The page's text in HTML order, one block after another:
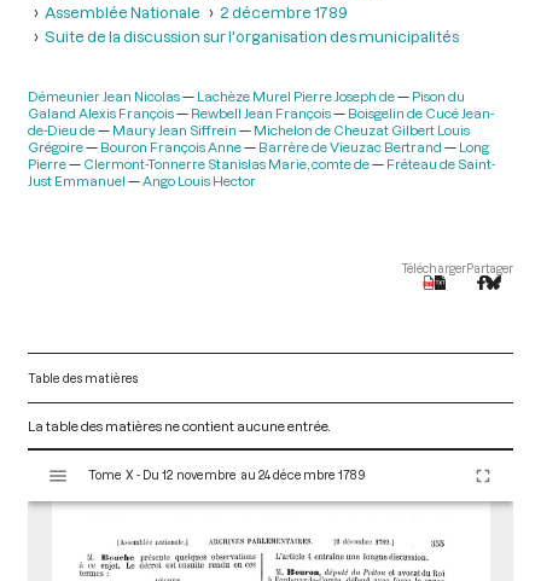
Assemblée Nationale
2 décembre 1789
Suite de la discussion sur l'organisation des municipalités
Démeunier Jean Nicolas Lachèze Murel Pierre Joseph de
Pison du
Galand Alexis François
Rewbell Jean François
Boisgelin de Cucé Jean-
de-Dieu de
Maury Jean Siffrein
Michelon de Cheuzat Gilbert Louis
Grégoire
Bouron François Anne Barrère de Vieuzac Bertrand
Long
Pierre
Clermont-Tonnerre Stanislas Marie, comte de
Fréteau de Saint-
Just Emmanuel
Ango Louis Hector
TéléchargerPartager
Table des matières
La table des matières ne contient aucune entrée.
s
Tome X - Du 12 novembre au 24 décembre 1789